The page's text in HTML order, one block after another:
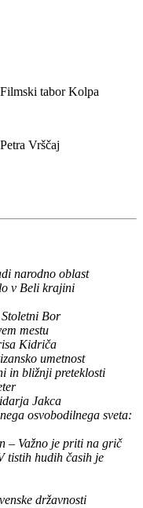
tabor Kolpa
Vrščaj
narodno oblast
v Beli krajini
Bor
mestu
Kidriča
umetnost
in bližnji preteklosti
Jakca
osvobodilnega sveta:
– Važno je priti na grič
tistih hudih časih je
državnosti